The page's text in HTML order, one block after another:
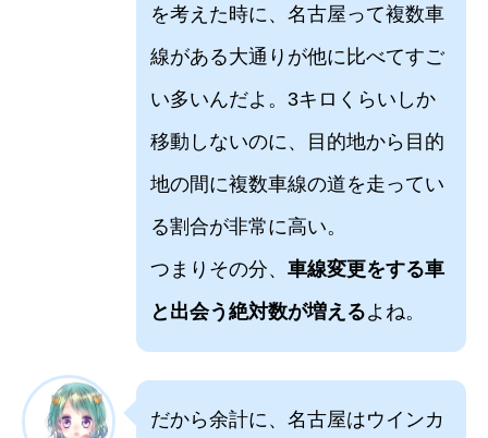
を考えた時に、名古屋って複数車
線がある大通りが他に比べてすご
い多いんだよ。3キロくらいしか
移動しないのに、目的地から目的
地の間に複数車線の道を走ってい
る割合が非常に高い。
つまりその分、 車線変更をする車
と出会う絶対数が増えるよね。
だから余計に、名古屋はウインカ